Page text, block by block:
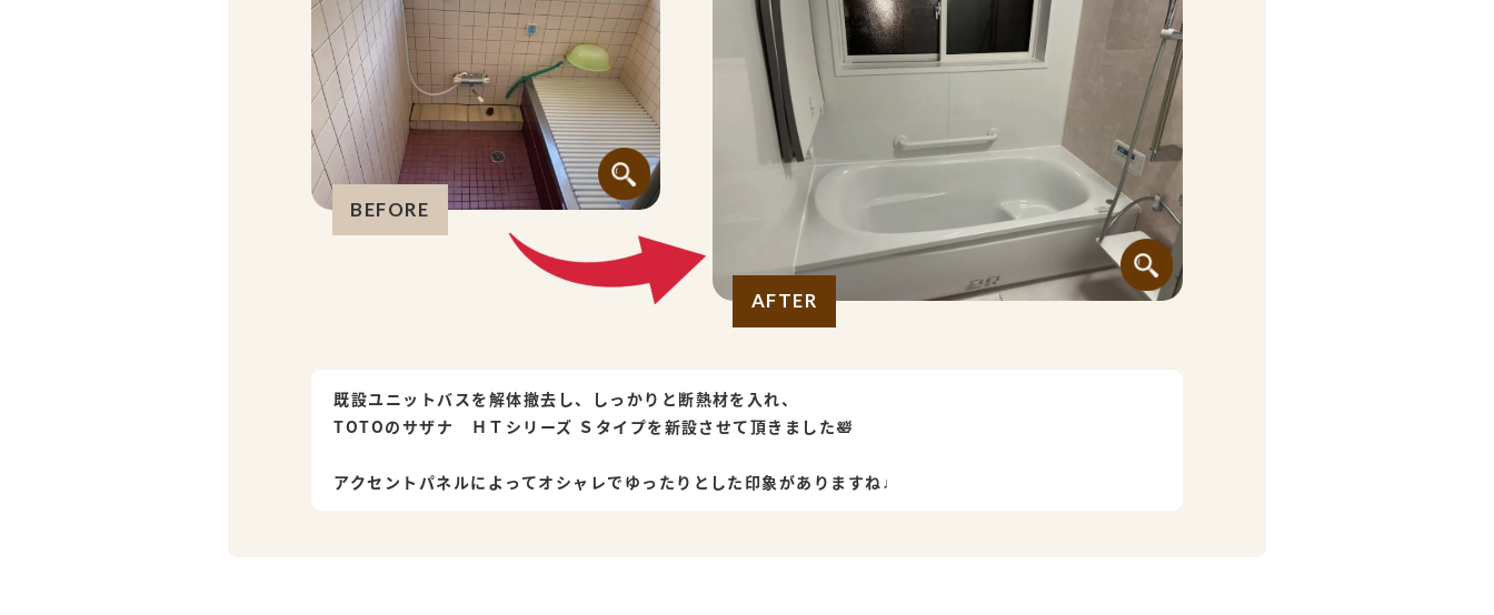
BEFORE
AFTER
既設ユニットバスを解体撤去し、しっかりと断熱材を入れ、
TOTOのサザナ ＨＴシリーズ Ｓタイプを新設させて頂きました🛀
アクセントパネルによってオシャレでゆったりとした印象がありますね♩